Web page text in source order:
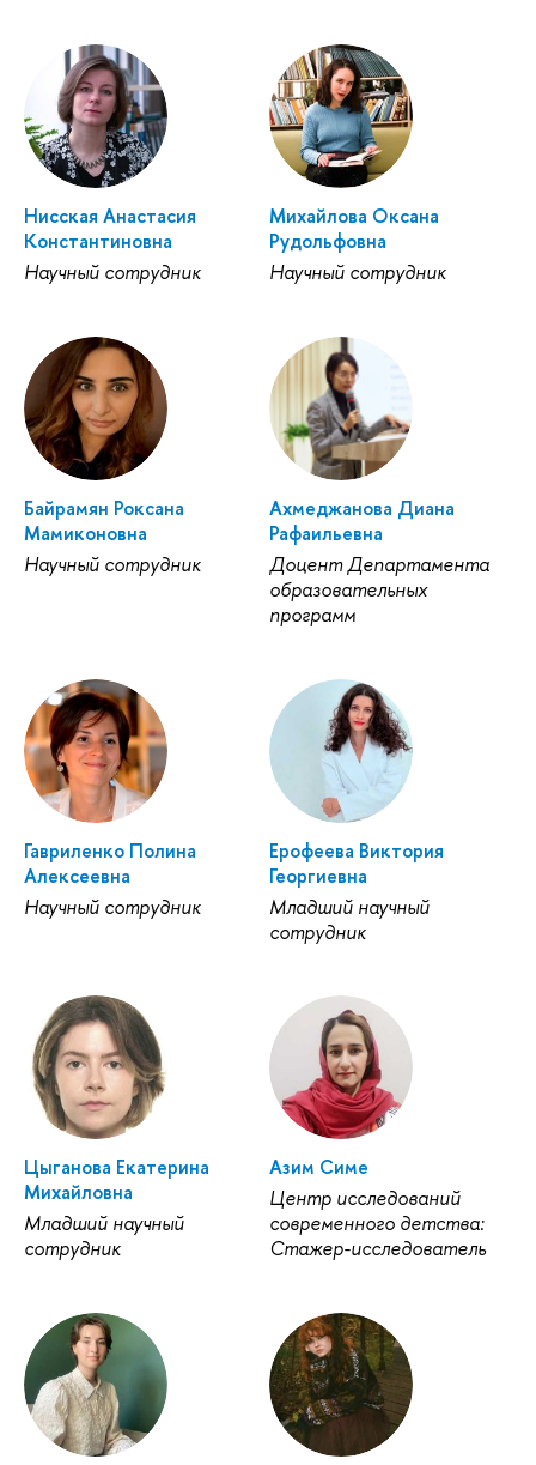
Нисская Анастасия
Константиновна
Научный сотрудник
Михайлова Оксана
Рудольфовна
Научный сотрудник
Байрамян Роксана
Мамиконовна
Научный сотрудник
Ахмеджанова Диана
Рафаильевна
Доцент Департамента
образовательных
программ
Гавриленко Полина
Алексеевна
Научный сотрудник
Ерофеева Виктория
Георгиевна
Младший научный
сотрудник
Цыганова Екатерина
Михайловна
Младший научный
сотрудник
Азим Симе
Центр исследований
современного детства:
Стажер-исследователь